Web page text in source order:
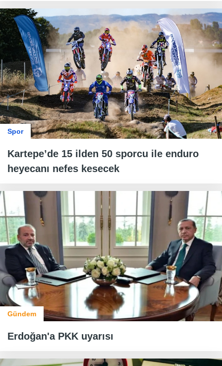
Spor
Kartepe’de 15 ilden 50 sporcu ile enduro
heyecanı nefes kesecek
Gündem
Erdoğan'a PKK uyarısı